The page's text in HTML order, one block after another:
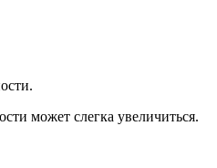
может слегка увеличиться.